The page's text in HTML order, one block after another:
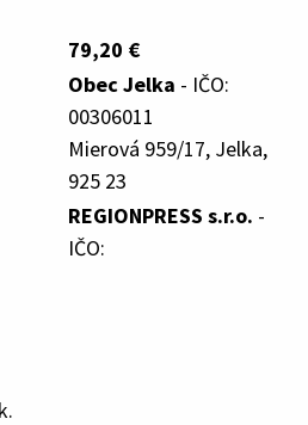
79,20 €
Obec Jelka - IČO:
00306011
Mierová 959/17, Jelka,
925 23
REGIONPRESS s.r.o. -
IČO: